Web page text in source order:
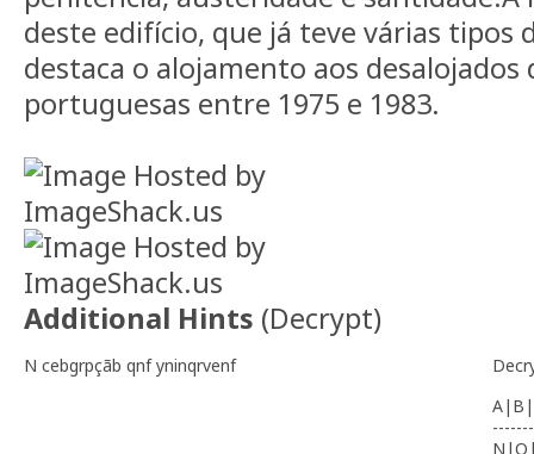
deste edifício, que já teve várias tipos
destaca o alojamento aos desalojados
portuguesas entre 1975 e 1983.
Additional Hints (Decrypt)
N cebgrpçãb qnf yninqrvenf